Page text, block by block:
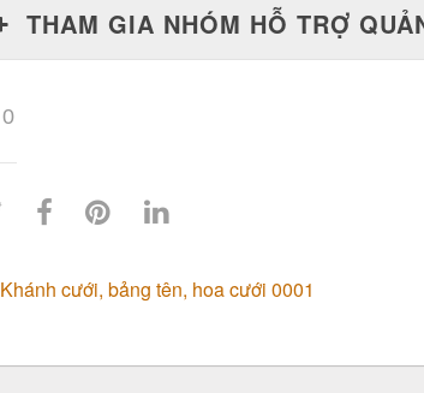
THAM GIA NHÓM HỖ TRỢ
0
Khánh cưới, bảng tên, hoa cưới 0001